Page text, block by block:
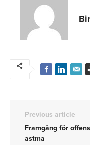
Previous article
Framgång för
astma